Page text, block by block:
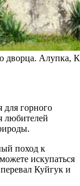
дворца.
горного
любителей
поход к
искупаться
Куйгук и